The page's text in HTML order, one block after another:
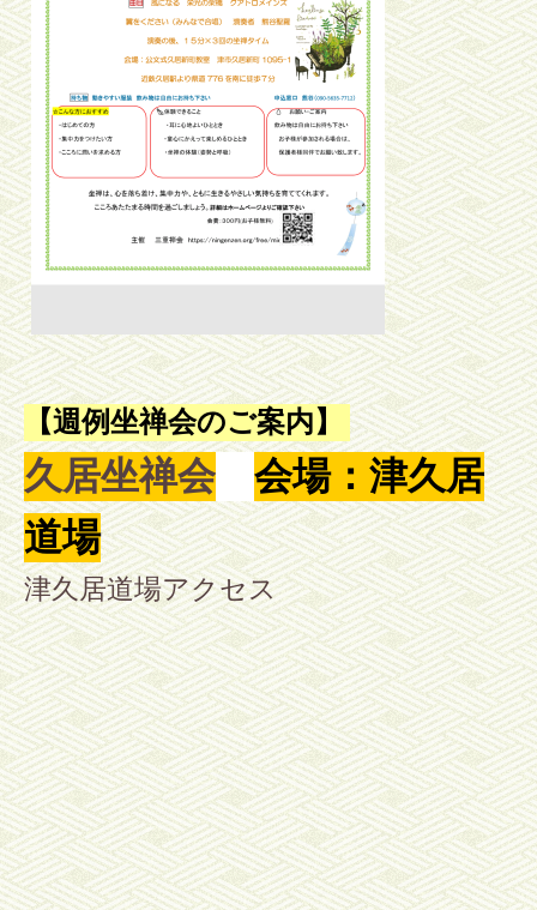
【週例坐禅会のご案内】
久居坐禅会
会場：津久居
道場
津久居道場アクセス